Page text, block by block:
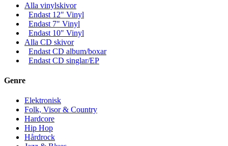
Alla vinylskivor
Endast 12" Vinyl
Endast 7" Vinyl
Endast 10" Vinyl
Alla CD skivor
Endast CD album/boxar
Endast CD singlar/EP
Genre
Elektronisk
Folk, Visor & Country
Hardcore
Hip Hop
Hårdrock